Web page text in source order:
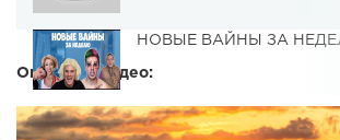
НОВЫЕ ВАЙНЫ ЗА
Описание видео: